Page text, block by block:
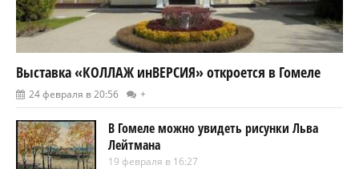
Выставка «КОЛЛАЖ инВЕРСИЯ» откроется в Гомеле
24 февраля в 20:56 +
В Гомеле можно увидеть рисунки Льва
Лейтмана
19 февраля в 16:27